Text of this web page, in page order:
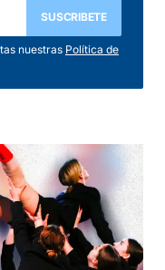
SUSCRIBETE
nuestras Política de